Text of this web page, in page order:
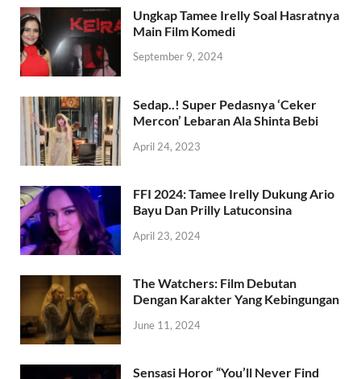
Ungkap Tamee Irelly Soal Hasratnya
Main Film Komedi
September 9, 2024
Sedap..! Super Pedasnya ‘Ceker
Mercon’ Lebaran Ala Shinta Bebi
April 24, 2023
FFI 2024: Tamee Irelly Dukung Ario
Bayu Dan Prilly Latuconsina
April 23, 2024
The Watchers: Film Debutan
Dengan Karakter Yang Kebingungan
June 11, 2024
Sensasi Horor “You’ll Never Find